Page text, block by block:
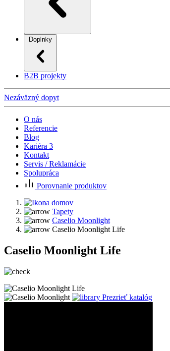
Doplnky
B2B projekty
Nezáväzný dopyt
O nás
Referencie
Blog
Kariéra 3
Kontakt
Servis / Reklamácie
Spolupráca
Porovnanie produktov
Tapety
Caselio Moonlight
Caselio Moonlight Life
Caselio Moonlight Life
Prezrieť katalóg